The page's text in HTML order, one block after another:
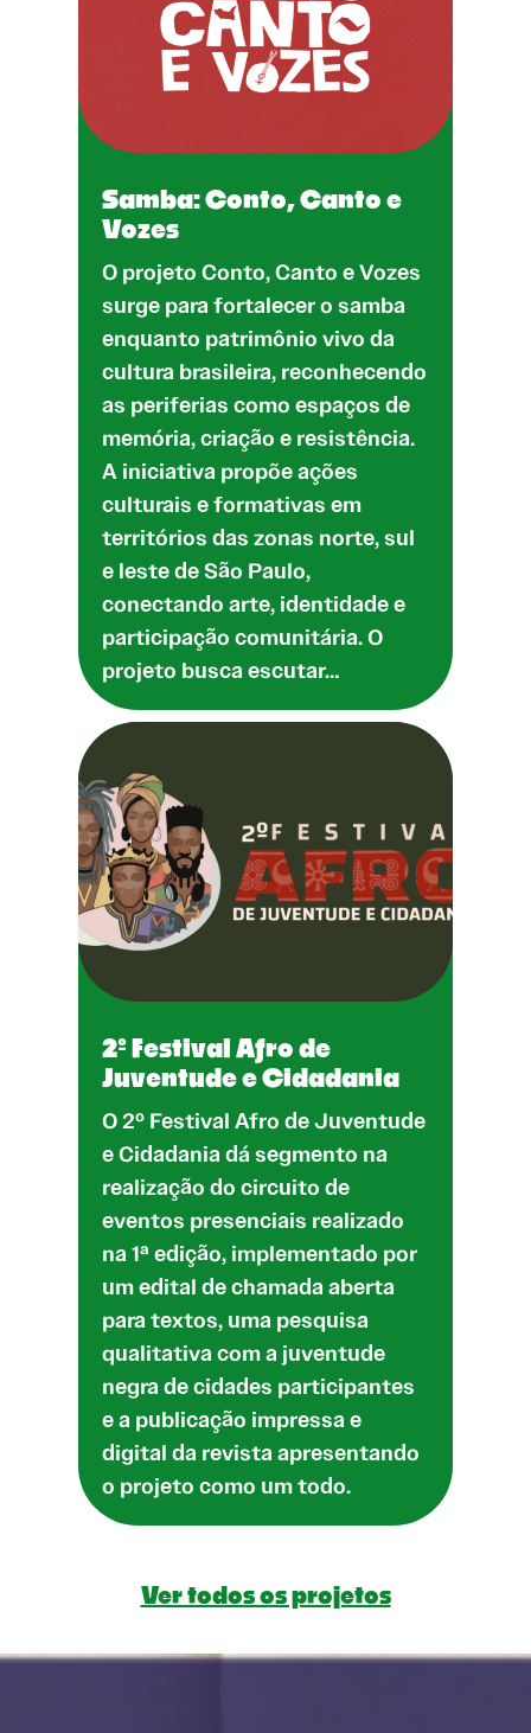
Samba: Conto, Canto e
Vozes
O projeto Conto, Canto e Vozes
surge para fortalecer o samba
enquanto patrimônio vivo da
cultura brasileira, reconhecendo
as periferias como espaços de
memória, criação e resistência.
A iniciativa propõe ações
culturais e formativas em
territórios das zonas norte, sul
e leste de São Paulo,
conectando arte, identidade e
participação comunitária. O
projeto busca escutar…
2º Festival Afro de
Juventude e Cidadania
O 2º Festival Afro de Juventude
e Cidadania dá segmento na
realização do circuito de
eventos presenciais realizado
na 1ª edição, implementado por
um edital de chamada aberta
para textos, uma pesquisa
qualitativa com a juventude
negra de cidades participantes
e a publicação impressa e
digital da revista apresentando
o projeto como um todo.
Ver todos os projetos